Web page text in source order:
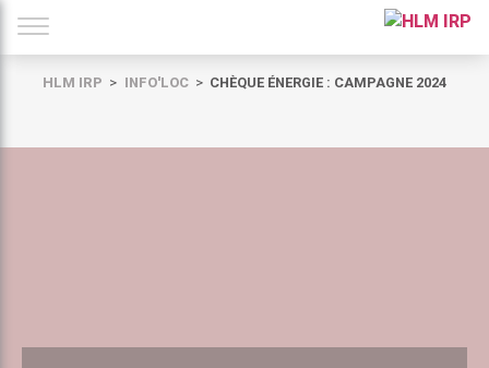
HLM IRP INFO'LOC CHÈQUE ÉNERGIE : CAMPAGNE 2024